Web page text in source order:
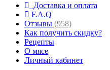
Доставка и оплата
F.A.Q
Отзывы (958)
Как получить скидку?
Рецепты
О мясе
Личный кабинет